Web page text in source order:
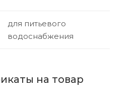
для питьевого
водоснабжения
на товар